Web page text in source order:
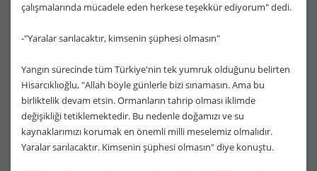
çalışmalarında mücadele eden herkese teşekkür ediyorum" dedi.
-"Yaralar sarılacaktır, kimsenin şüphesi olmasın"
Yangın sürecinde tüm Türkiye'nin tek yumruk olduğunu belirten
Hisarcıklıoğlu, "Allah böyle günlerle bizi sınamasın. Ama bu
birliktelik devam etsin. Ormanların tahrip olması iklimde
değişikliği tetiklemektedir. Bu nedenle doğamızı ve su
kaynaklarımızı korumak en önemli milli meselemiz olmalıdır.
Yaralar sarılacaktır. Kimsenin şüphesi olmasın" diye konuştu.